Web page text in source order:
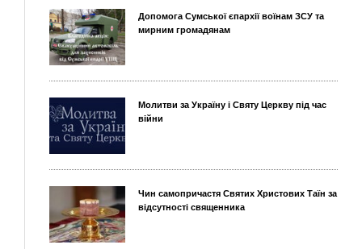
Допомога Сумської єпархії воїнам ЗСУ та
мирним громадянам
Молитви за Україну і Святу Церкву під час
війни
Чин самопричастя Святих Христових Таїн за
відсутності священника